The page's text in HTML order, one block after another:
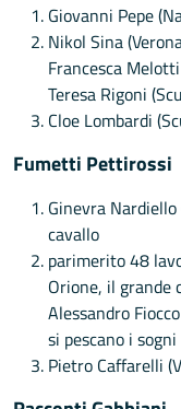
Giovanni Pepe
Nikol Sina
Francesca
Teresa Rigoni
Cloe Lombardi
Fumetti Pettirossi
Ginevra
cavallo
parimerito 48
Orione, il grande
Alessandro
si pescano i sogni
Pietro Caffarelli